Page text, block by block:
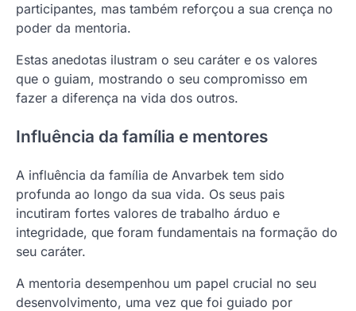
participantes, mas também reforçou a sua crença no
poder da mentoria.
Estas anedotas ilustram o seu caráter e os valores
que o guiam, mostrando o seu compromisso em
fazer a diferença na vida dos outros.
Influência da família e mentores
A influência da família de Anvarbek tem sido
profunda ao longo da sua vida. Os seus pais
incutiram fortes valores de trabalho árduo e
integridade, que foram fundamentais na formação do
seu caráter.
A mentoria desempenhou um papel crucial no seu
desenvolvimento, uma vez que foi guiado por